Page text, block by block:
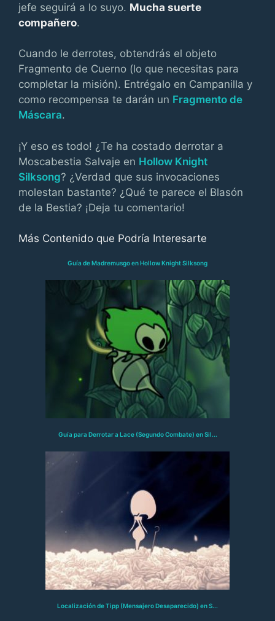
jefe seguirá a lo suyo. Mucha suerte
compañero.
Cuando le derrotes, obtendrás el objeto
Fragmento de Cuerno (lo que necesitas para
completar la misión). Entrégalo en Campanilla y
como recompensa te darán un Fragmento de
Máscara.
¡Y eso es todo! ¿Te ha costado derrotar a
Moscabestia Salvaje en Hollow Knight
Silksong? ¿Verdad que sus invocaciones
molestan bastante? ¿Qué te parece el Blasón
de la Bestia? ¡Deja tu comentario!
Más Contenido que Podría Interesarte
Guía de Madremusgo en Hollow Knight Silksong
Guía para Derrotar a Lace (Segundo Combate) en Sil...
Localización de Tipp (Mensajero Desaparecido) en S...